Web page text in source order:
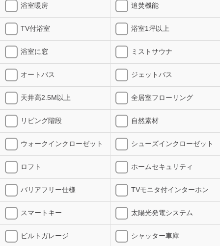
浴室暖房 追焚機能
TV付浴室 浴室1坪以上
浴室に窓 ミストサウナ
オートバス ジェットバス
天井高2.5M以上 全居室フローリング
リビング階段 自然素材
ウォークインクローゼット シューズインクローゼット
ロフト ホームセキュリティ
バリアフリー仕様 TVモニタ付インターホン
スマートキー 太陽光発電システム
ビルトガレージ シャッター車庫